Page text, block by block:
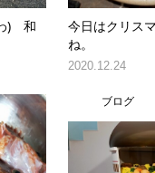
) 和
今日はクリス
ね。
2020.12.24
ブログ